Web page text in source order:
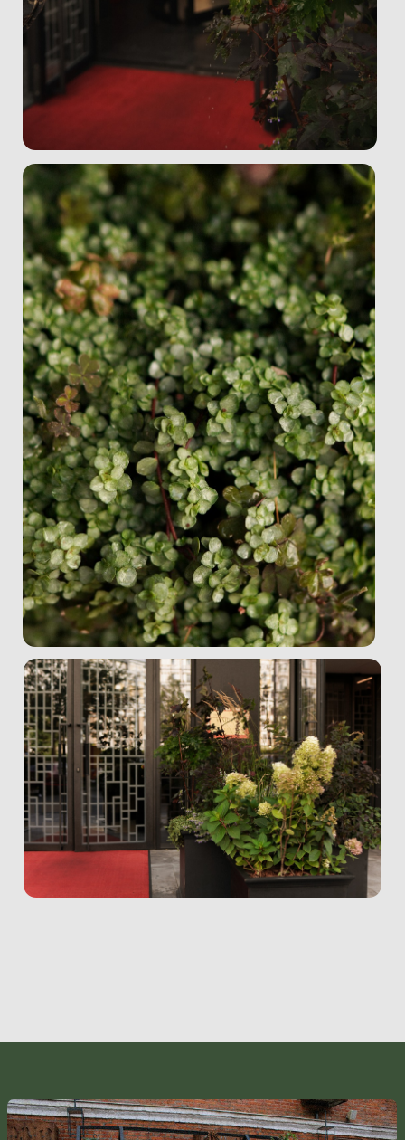
Метро: Ботанический сад
E-mail: hello@botsad.studio
Телефон: +7 (901) 181 39 69
Публичная оферта
Политика конфидециальности
Моно-букеты
Свадебные букеты
Растения и услуги
BOTСАД® – зарегистрированный товарный знак
© BotСАД, студия флористики и озеленения, 2020-2025. Все
права защищены
ИП Витюк Екатерина Владимировна ИНН 504210878025
ОГРН 319508100206697 127273 г. Москва, Олонецкая, 4